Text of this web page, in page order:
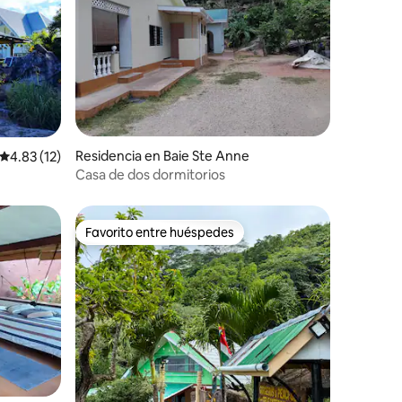
Calificación promedio: 4.83 de 5; 12 evaluaciones
4.83 (12)
Residencia en Baie Ste Anne
Casa de dos dormitorios
Favorito entre huéspedes
Favorito entre huéspedes